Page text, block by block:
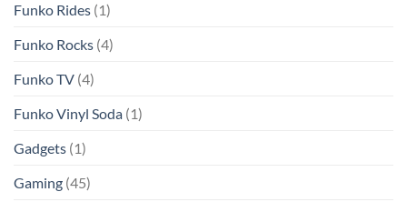
Funko Rides (1)
Funko Rocks (4)
Funko TV (4)
Funko Vinyl Soda (1)
Gadgets (1)
Gaming (45)